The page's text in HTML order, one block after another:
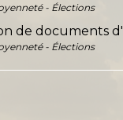
- Élections
de documents
- Élections